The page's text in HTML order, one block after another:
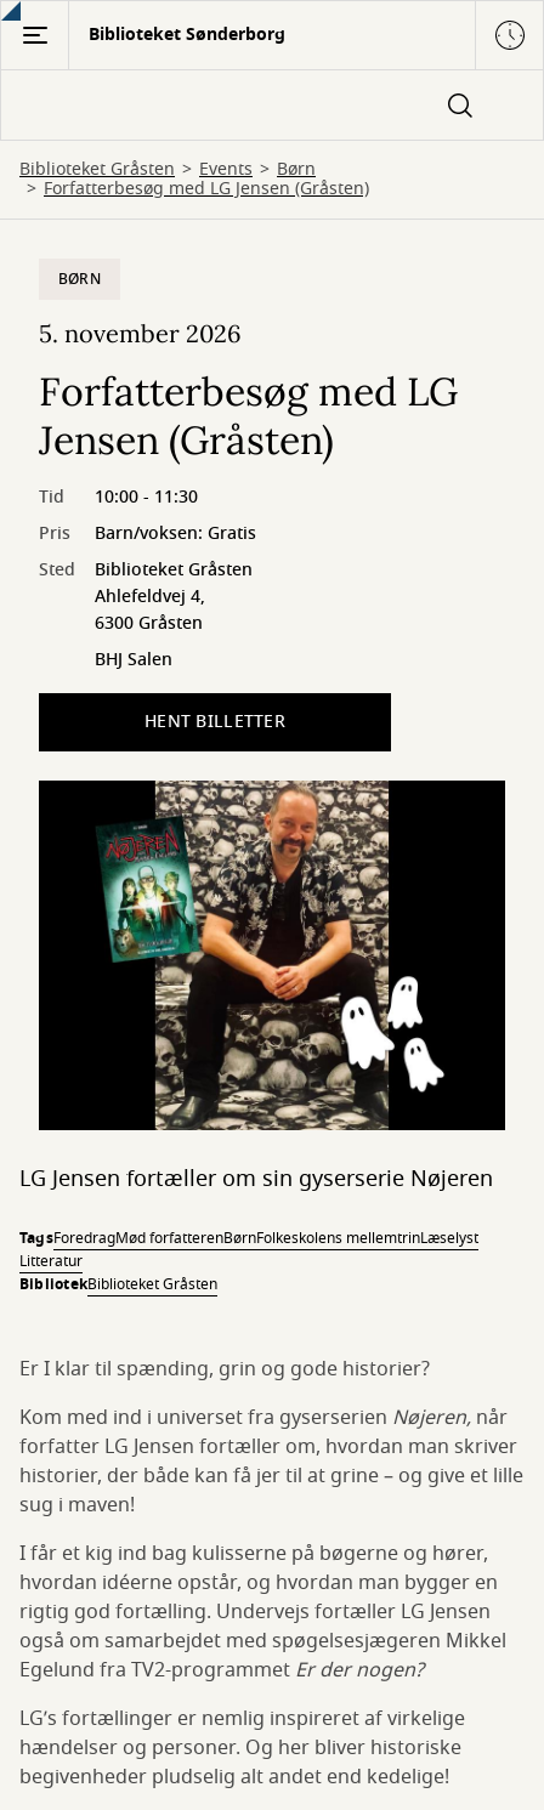
Gå
hovedindhold
Biblioteket Sønderborg
Biblioteket Gråsten Events Børn
Forfatterbesøg med LG Jensen (Gråsten)
BØRN
5. november 2026
Forfatterbesøg med LG
Jensen (Gråsten)
Tid
10:00 - 11:30
Pris
Barn/voksen: Gratis
Sted
Biblioteket Gråsten
Ahlefeldvej 4,
6300 Gråsten
BHJ Salen
HENT BILLETTER
LG Jensen fortæller om sin gyserserie Nøjeren
TagsForedragMød forfatterenBørnFolkeskolens mellemtrinLæselyst
Litteratur
BibliotekBiblioteket Gråsten
Er I klar til spænding, grin og gode historier?
Kom med ind i universet fra gyserserien Nøjeren, når
forfatter LG Jensen fortæller om, hvordan man skriver
historier, der både kan få jer til at grine – og give et lille
sug i maven!
I får et kig ind bag kulisserne på bøgerne og hører,
hvordan idéerne opstår, og hvordan man bygger en
rigtig god fortælling. Undervejs fortæller LG Jensen
også om samarbejdet med spøgelsesjægeren Mikkel
Egelund fra TV2-programmet Er der nogen?
LG’s fortællinger er nemlig inspireret af virkelige
hændelser og personer. Og her bliver historiske
begivenheder pludselig alt andet end kedelige!